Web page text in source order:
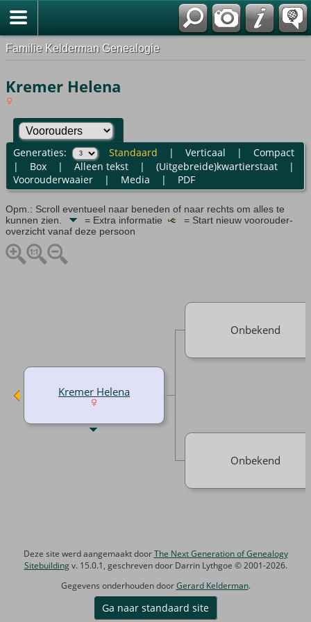
Familie Kelderman Genealogie
Kremer Helena
Generaties: Standaard | Verticaal | Compact
| Box| Alleen tekst| (Uitgebreide)kwartierstaat|
Voorouderwaaier| Media | PDF
Opm.: Scroll eventueel naar beneden of naar rechts om alles te
kunnen zien.
= Extra informatie
= Start nieuw voorouder-
overzicht vanaf deze persoon
Kremer Helena
Onbekend
Onbekend
Deze site werd aangemaakt doorThe Next Generation of Genealogy
Sitebuildingv. 15.0.1, geschreven door Darrin Lythgoe © 2001-2026.
Gegevens onderhouden doorGerard Kelderman.
Ga naar standaard site